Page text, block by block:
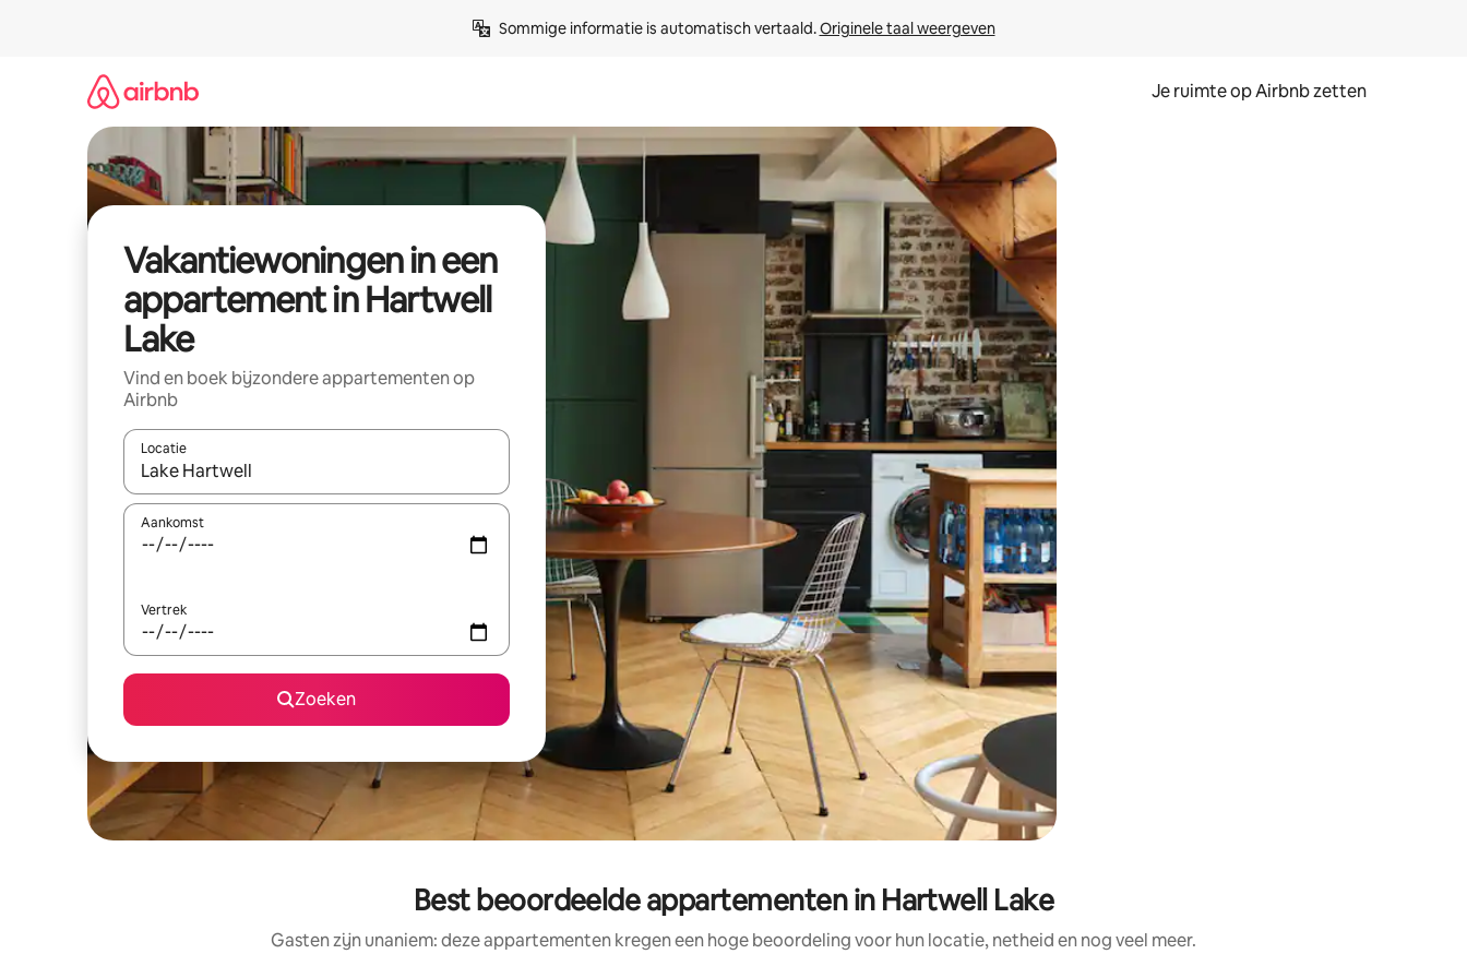
Sommige informatie is automatisch vertaald. Originele taal weergeven
Je ruimte op Airbnb zetten
Vakantiewoningen in een
appartement in Hartwell
Lake
Vind en boek bijzondere appartementen op
Airbnb
Locatie
Wanneer er suggesties beschikbaar zijn, maak je een keuze met je de pijltjestoetsen omhoog en omlaag, óf door te tikken of swipen.
Aankomst
Vertrek
Zoeken
Best beoordeelde appartementen in Hartwell Lake
Gasten zijn unaniem: deze appartementen kregen een hoge beoordeling voor hun locatie, netheid en nog veel meer.